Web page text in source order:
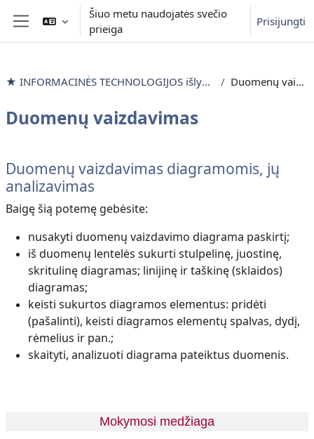
Pereiti į pagrindinį turinį
Šoninis skydelis
Šiuo metu naudojatės svečio
prieiga
Prisijungti
★ INFORMACINĖS TECHNOLOGIJOS išlyginamieji mokymai Duomenų vaizdavimas
Duomenų vaizdavimas
Dalies kontūras
Duomenų vaizdavimas diagramomis, jų
analizavimas
Baigę šią potemę gebėsite:
nusakyti duomenų vaizdavimo diagrama paskirtį;
iš duomenų lentelės sukurti stulpelinę, juostinę,
skritulinę diagramas; linijinę ir taškinę (sklaidos)
diagramas;
keisti sukurtos diagramos elementus: pridėti
(pašalinti), keisti diagramos elementų spalvas, dydį,
rėmelius ir pan.;
skaityti, analizuoti diagrama pateiktus duomenis.
Mokymosi medžiaga